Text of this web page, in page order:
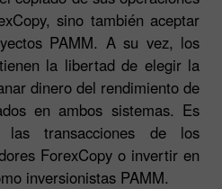
sino también aceptar
PAMM. A su vez, los
la libertad de elegir la
dinero del rendimiento de
en ambos sistemas. Es
las transacciones de los
ForexCopy o invertir en
inversionistas PAMM.